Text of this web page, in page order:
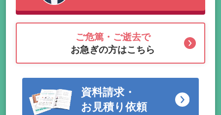
ご危篤・ご逝去で
お急ぎの方はこちら
資料請求・
お見積り依頼